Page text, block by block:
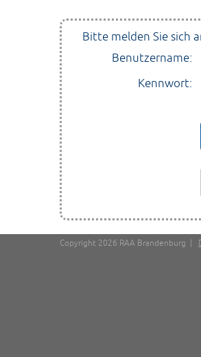
Bitte melden Sie sich
Benutzername:
Kennwort:
Copyright 2026 RAA Brandenburg